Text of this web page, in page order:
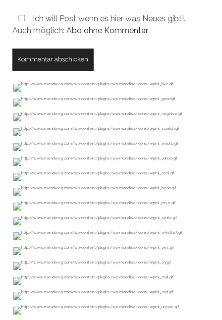
Ich will Post wenn es hier was Neues gibt!.
Auch möglich: Abo ohne Kommentar.